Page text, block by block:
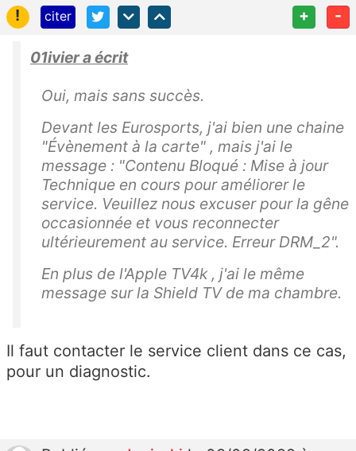
!
citer + -
01ivier a écrit
Oui, mais sans succès.
Devant les Eurosports, j'ai bien une chaine
"Évènement à la carte" , mais j'ai le
message : "Contenu Bloqué : Mise à jour
Technique en cours pour améliorer le
service. Veuillez nous excuser pour la gêne
occasionnée et vous reconnecter
ultérieurement au service. Erreur DRM_2".
En plus de l'Apple TV4k , j'ai le même
message sur la Shield TV de ma chambre.
Il faut contacter le service client dans ce cas,
pour un diagnostic.